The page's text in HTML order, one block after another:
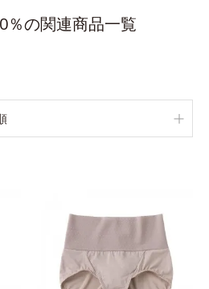
％の関連商品一覧